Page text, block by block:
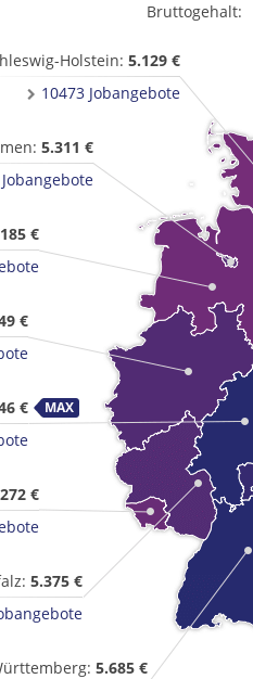
Bruttogehalt:
5.685 €
5.311 €
€
€
€
5.375 €
€
Holstein: 5.129 €
10473 Jobangebote